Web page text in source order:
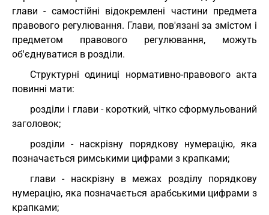
глави - самостійні відокремлені частини предмета
правового регулювання. Глави, пов'язані за змістом і
предметом правового регулювання, можуть
об'єднуватися в розділи.
Структурні одиниці нормативно-правового акта
повинні мати:
розділи і глави - короткий, чітко сформульований
заголовок;
розділи - наскрізну порядкову нумерацію, яка
позначається римськими цифрами з крапками;
глави - наскрізну в межах розділу порядкову
нумерацію, яка позначається арабськими цифрами з
крапками;